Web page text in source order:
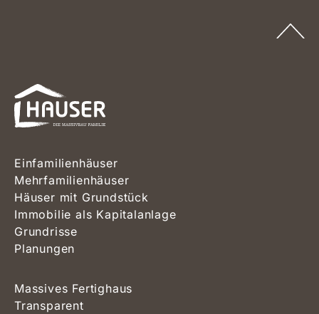
Einfamilienhäuser
Mehrfamilienhäuser
Häuser mit Grundstück
Immobilie als Kapitalanlage
Grundrisse
Planungen
Massives Fertighaus
Transparent